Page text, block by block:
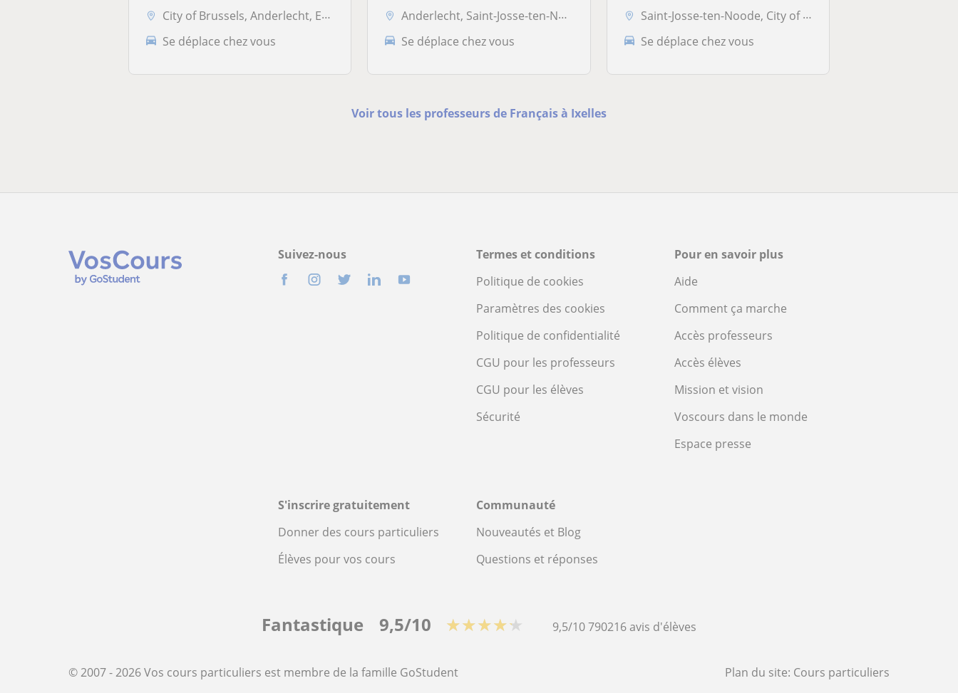
City of Brussels, Anderlecht, Etterbeek, Ixelles, Sint-Gillis, Sint-Ja...
Se déplace chez vous
Anderlecht, Saint-Josse-ten-Noode, Sint-Gillis, Sint-Jans-Molenbeek, K...
Se déplace chez vous
Saint-Josse-ten-Noode, City of Brussels, Etterbeek, Ixelles, Koekelber...
Se déplace chez vous
Voir tous les professeurs de Français à Ixelles
Suivez-nous
Termes et conditions
Politique de cookies
Paramètres des cookies
Politique de confidentialité
CGU pour les professeurs
CGU pour les élèves
Sécurité
Pour en savoir plus
Aide
Comment ça marche
Accès professeurs
Accès élèves
Mission et vision
Voscours dans le monde
Espace presse
S'inscrire gratuitement
Donner des cours particuliers
Élèves pour vos cours
Communauté
Nouveautés et Blog
Questions et réponses
Fantastique 9,5/10 ★★★★★ 9,5/10790216avis d'élèves
© 2007 - 2026 Vos cours particuliers est membre de la famille GoStudent Plan du site: Cours particuliers